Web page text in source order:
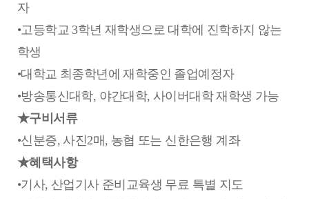
자
•고등학교 3학년 재학생으로 대학에 진학하지 않는
학생
•대학교 최종학년에 재학중인 졸업예정자
•방송통신대학, 야간대학, 사이버대학 재학생 가능
★구비서류
•신분증, 사진2매, 농협 또는 신한은행 계좌
★혜택사항
•기사, 산업기사 준비교육생 무료 특별 지도